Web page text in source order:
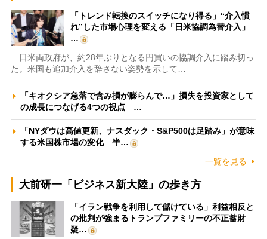
「トレンド転換のスイッチになり得る」“介入慣
れ”した市場心理を変える「日米協調為替介入」
…
日米両政府が、約28年ぶりとなる円買いの協調介入に踏み切っ
た。米国も追加介入を辞さない姿勢を示して…
「キオクシア急落で含み損が膨らんで…」損失を投資家として
の成長につなげる4つの視点 …
「NYダウは高値更新、ナスダック・S&P500は足踏み」が意味
する米国株市場の変化 半…
一覧を見る
大前研一「ビジネス新大陸」の歩き方
「イラン戦争を利用して儲けている」利益相反と
の批判が強まるトランプファミリーの不正蓄財
疑…